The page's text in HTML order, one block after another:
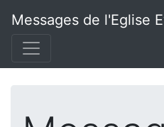
Messages de l'Eglise